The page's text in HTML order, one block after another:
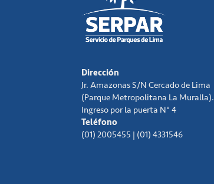
Dirección
Jr. Amazonas S/N Cercado de Lima
(Parque Metropolitana La Muralla).
Ingreso por la puerta N° 4
Teléfono
(01) 2005455 | (01) 4331546